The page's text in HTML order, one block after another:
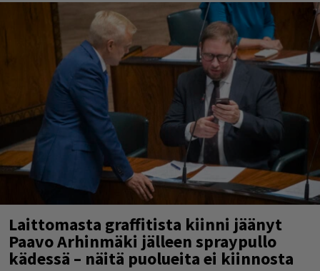
Laittomasta graffitista kiinni jäänyt
Paavo Arhinmäki jälleen spraypullo
kädessä – näitä puolueita ei kiinnosta